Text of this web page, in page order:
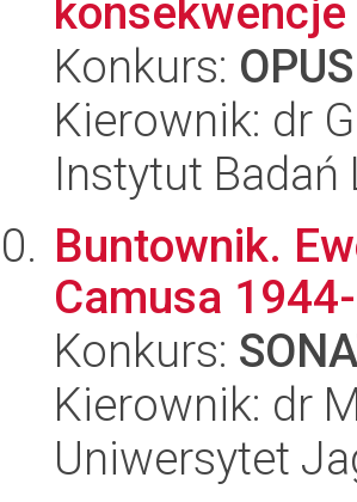
Konkurs:
Kierownik: dr
Instytut Badań
Buntownik.
Camusa
Konkurs:
Kierownik: dr
Uniwersytet